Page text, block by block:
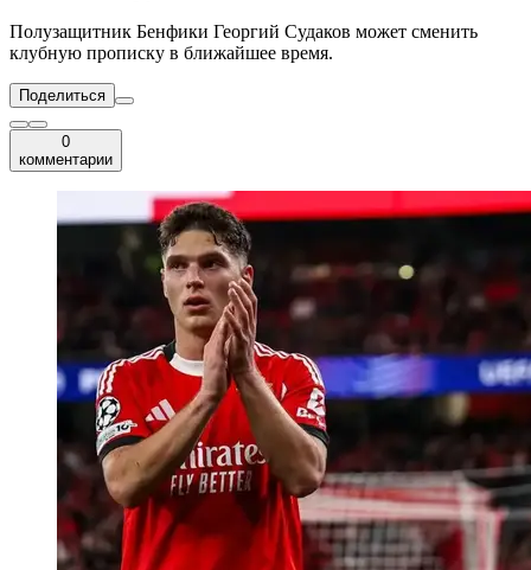
Полузащитник Бенфики Георгий Судаков может сменить
клубную прописку в ближайшее время.
Поделиться
0
комментарии